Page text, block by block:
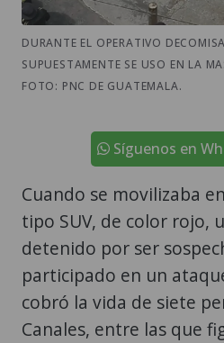
DURANTE EL OPERATIVO
SUPUESTAMENTE SE USO EN LA
FOTO: PNC DE GUATEMALA.
Síguenos en
Cuando se movilizaba
tipo SUV, de color rojo,
detenido por ser
participado en un
cobró la vida de siete
Canales, entre las que